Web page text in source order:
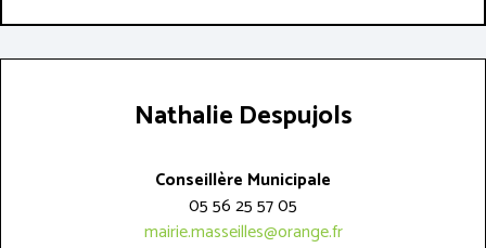
Nathalie Despujols
Conseillère Municipale
05 56 25 57 05
mairie.masseilles@orange.fr